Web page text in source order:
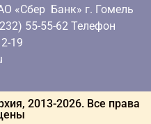
«Сбер Банк» г. Гомель
55-55-62 Телефон
19
2013-2026. Все права